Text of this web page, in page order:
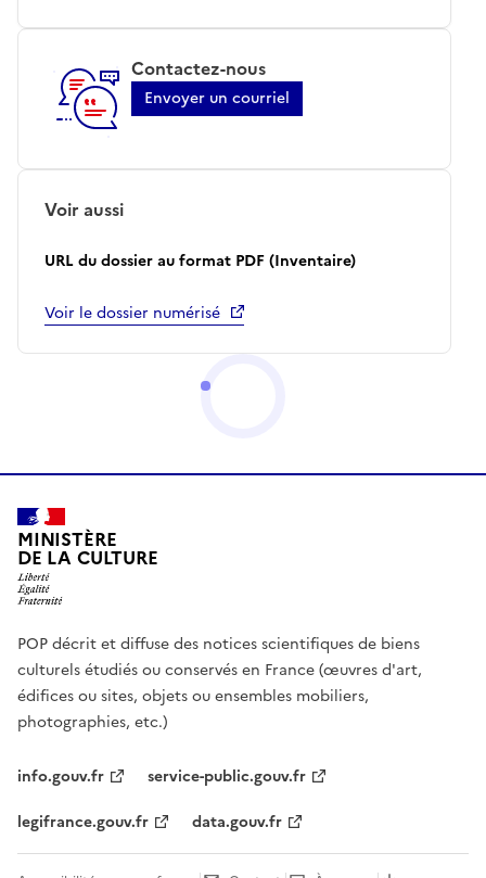
Contactez-nous
Envoyer un courriel
Voir aussi
URL du dossier au format PDF (Inventaire)
Voir le dossier numérisé
MINISTÈRE
DE LA CULTURE
POP décrit et diffuse des notices scientifiques de biens
culturels étudiés ou conservés en France (œuvres d'art,
édifices ou sites, objets ou ensembles mobiliers,
photographies, etc.)
info.gouv.fr
service-public.gouv.fr
legifrance.gouv.fr
data.gouv.fr